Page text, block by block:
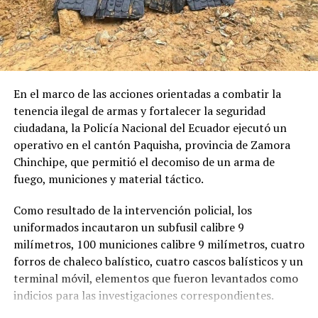
Cada nombre resonó como una campana.
Cada nombre provocó un nuevo llanto.
Porque detrás de cada víctima existe una mesa con un
una familia que todavía conversa con fotografías.
Pero hubo un instante particularmente doloroso.
Cuando terminaron de leer los trece nombres
recuperados, el silencio volvió a ocupar el lugar de las
Era el espacio reservado para quienes aún permanecen
desaparecidos.
Liliana Tiwi Kuji.
La posesión del cargo se efectuará una vez que el
funcionario designado cumpla con los requisitos legales
y administrativos previstos en la legislación ecuatoriana
para el ejercicio de la función pública.
En la misma resolución, el Pleno del Consejo de la
Judicatura dio por concluido el encargo del doctor
Adriano Loján Zumba, quien venía desempeñándose
como director provincial encargado de Loja.
En el marco de las acciones orientadas a combatir la
tenencia ilegal de armas y fortalecer la seguridad
ciudadana, la Policía Nacional del Ecuador ejecutó un
operativo en el cantón Paquisha, provincia de Zamora
Chinchipe, que permitió el decomiso de un arma de
fuego, municiones y material táctico.
Como resultado de la intervención policial, los
uniformados incautaron un subfusil calibre 9
milímetros, 100 municiones calibre 9 milímetros, cuatro
forros de chaleco balístico, cuatro cascos balísticos y un
terminal móvil, elementos que fueron levantados como
indicios para las investigaciones correspondientes.